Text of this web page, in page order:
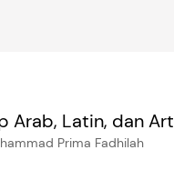
Arab, Latin, dan
Prima Fadhilah